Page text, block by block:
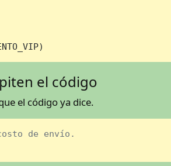
el código
el código ya dice.
de envío.